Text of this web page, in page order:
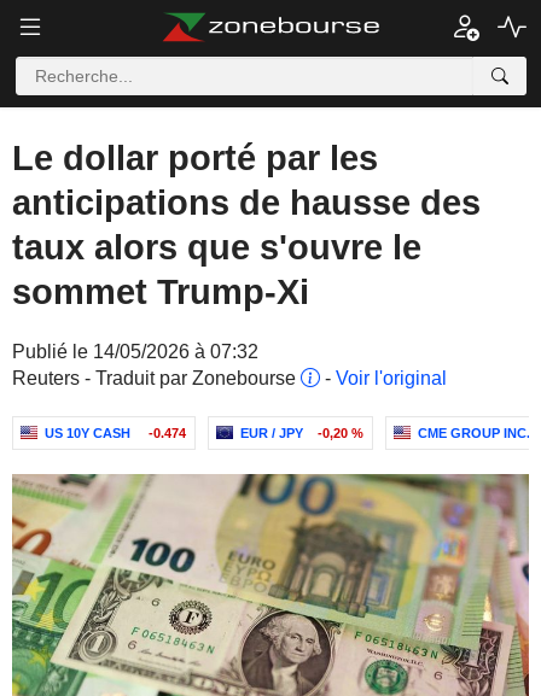
Le dollar porté par les
anticipations de hausse des
taux alors que s'ouvre le
sommet Trump-Xi
Publié le 14/05/2026 à 07:32
Reuters - Traduit par Zonebourse
- Voir l'original
US 10Y CASH -0.474 EUR / JPY -0,20 % CME GROUP INC.